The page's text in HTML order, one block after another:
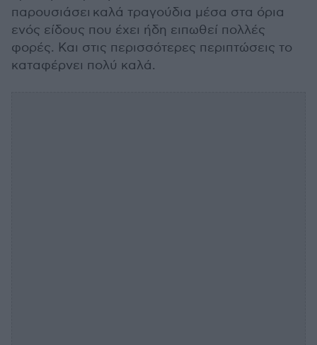
παρουσιάσει καλά τραγούδια μέσα στα όρια
ενός είδους που έχει ήδη ειπωθεί πολλές
φορές. Και στις περισσότερες περιπτώσεις το
καταφέρνει πολύ καλά.